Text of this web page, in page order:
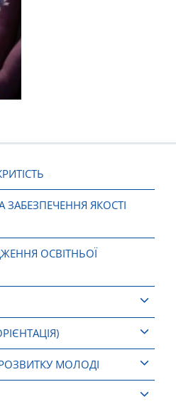
ЗАБЕЗПЕЧЕННЯ ЯКОСТІ
ОСВІТНЬОЇ
МОЛОДІ